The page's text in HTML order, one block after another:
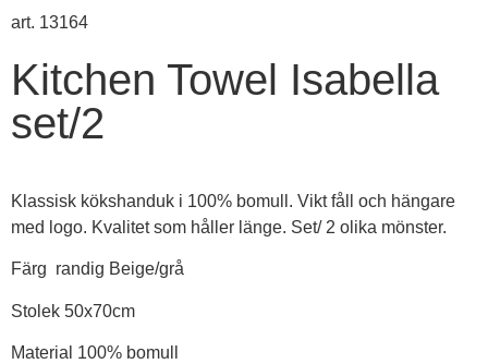
art. 13164
Kitchen Towel Isabella
set/2
Klassisk kökshanduk i 100% bomull. Vikt fåll och hängare
med logo. Kvalitet som håller länge. Set/ 2 olika mönster.
Färg randig Beige/grå
Stolek 50x70cm
Material 100% bomull